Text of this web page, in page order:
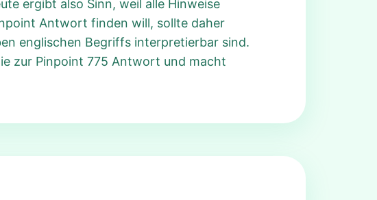
ergibt also Sinn, weil alle Hinweise
Antwort finden will, sollte daher
englischen Begriffs interpretierbar sind.
zur Pinpoint 775 Antwort und macht